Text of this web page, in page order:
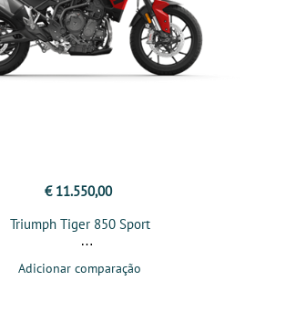
€ 11.550,00
Triumph Tiger 850 Sport
Adicionar comparação